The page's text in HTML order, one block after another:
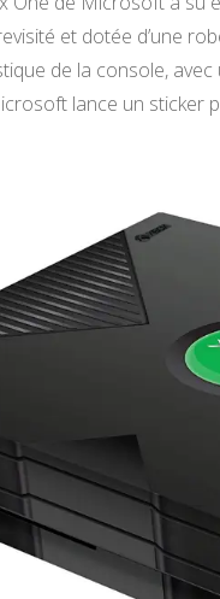
et dotée d’une
de la console,
lance un sticker